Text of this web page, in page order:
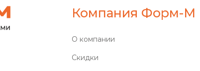
Компания Форм-М
О компании
Скидки